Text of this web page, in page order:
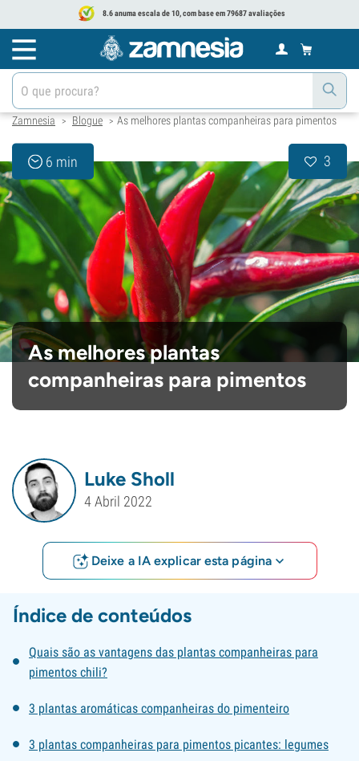
8.6 anuma escala de 10, com base em 79687 avaliações
Zamnesia > Blogue > As melhores plantas companheiras para pimentos
6 min 3
As melhores plantas
companheiras para pimentos
Luke Sholl
4 Abril 2022
Deixe a IA explicar esta página
Índice de conteúdos
Quais são as vantagens das plantas companheiras para
pimentos chili?
3 plantas aromáticas companheiras do pimenteiro
3 plantas companheiras para pimentos picantes: legumes